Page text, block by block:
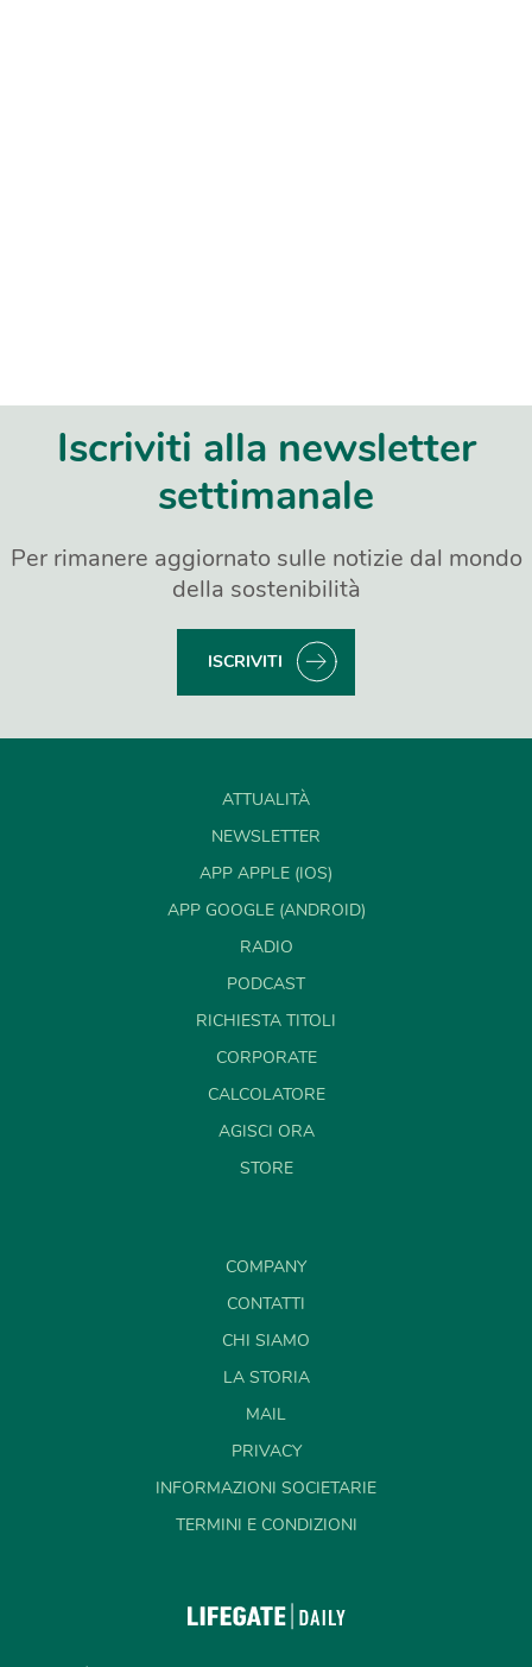
Iscriviti alla newsletter
settimanale
Per rimanere aggiornato sulle notizie dal mondo
della sostenibilità
ISCRIVITI
ATTUALITÀ
NEWSLETTER
APP APPLE (IOS)
APP GOOGLE (ANDROID)
RADIO
PODCAST
RICHIESTA TITOLI
CORPORATE
CALCOLATORE
AGISCI ORA
STORE
COMPANY
CONTATTI
CHI SIAMO
LA STORIA
MAIL
PRIVACY
INFORMAZIONI SOCIETARIE
TERMINI E CONDIZIONI